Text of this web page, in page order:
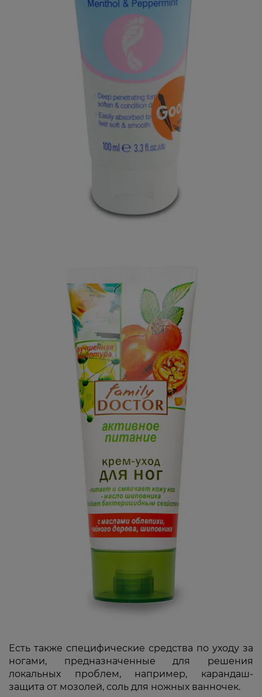
Есть также специфические средства по уходу за
ногами, предназначенные для решения
локальных проблем, например, карандаш-
защита от мозолей, соль для ножных ванночек.